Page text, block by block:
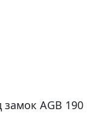
AGB 190